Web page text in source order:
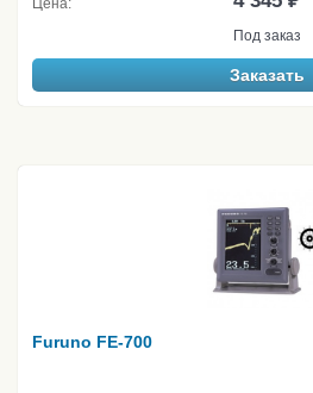
Цена:
Под заказ
Заказать
Furuno FE-700